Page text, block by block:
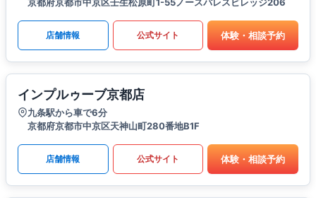
京都府京都市中京区壬生松原町1-55ノースパレスビレッジ206
店舗情報 公式サイト 体験・相談予約
インプルゥーブ京都店
九条駅から車で6分
京都府京都市中京区天神山町280番地B1F
店舗情報 公式サイト 体験・相談予約